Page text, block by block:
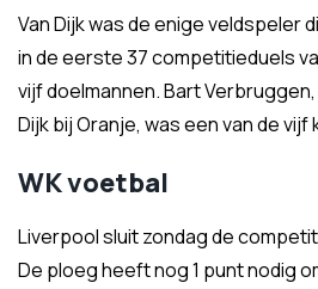
Van Dijk was de enige veldspeler
in de eerste 37 competitieduels
vijf doelmannen. Bart
Dijk bij Oranje, was een van de vijf
WK voetbal
Liverpool sluit zondag de
De ploeg heeft nog 1 punt nodig